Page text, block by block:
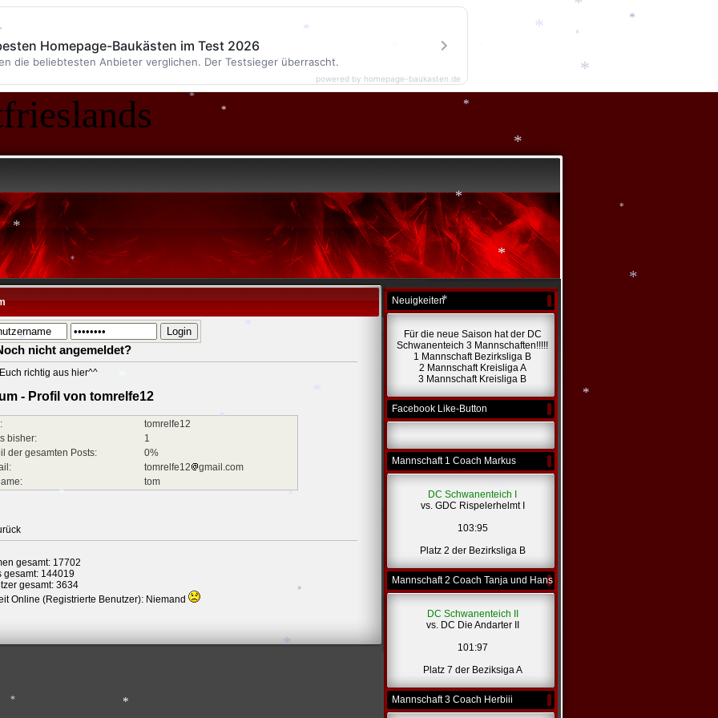
nicht angemeldet?
richtig aus hier^^
- Profil von tomrelfe12
tomrelfe12
bisher:
1
der gesamten Posts:
0%
tomrelfe12
gmail.com
tom
gesamt: 17702
gesamt: 144019
gesamt: 3634
Online (Registrierte Benutzer): Niemand
Neuigkeiten
Für die neue Saison hat der DC
Schwanenteich 3 Mannschaften!!!!!
1 Mannschaft Bezirksliga B
2 Mannschaft Kreisliga A
3 Mannschaft Kreisliga B
Facebook Like-Button
Mannschaft 1 Coach Markus
DC Schwanenteich I
vs. GDC Rispelerhelmt I
103:95
Platz 2 der Bezirksliga B
Mannschaft 2 Coach Tanja und Hans
DC Schwanenteich II
vs. DC Die Andarter II
101:97
Platz 7 der Beziksiga A
Mannschaft 3 Coach Herbiii
Homepage-Baukästen im Test 2026
die beliebtesten Anbieter verglichen. Der Testsieger überrascht.
powered by homepage-baukasten.de
*
*
*
*
*
*
*
*
*
*
*
*
*
*